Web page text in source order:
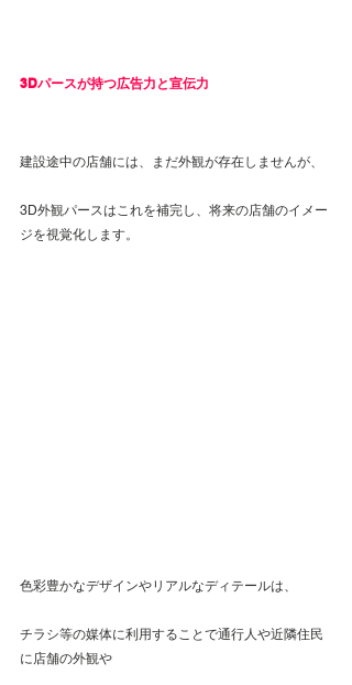
3Dパースが持つ広告力と宣伝力
建設途中の店舗には、まだ外観が存在しませんが、
3D外観パースはこれを補完し、将来の店舗のイメー
ジを視覚化します。
色彩豊かなデザインやリアルなディテールは、
チラシ等の媒体に利用することで通行人や近隣住民
に店舗の外観や